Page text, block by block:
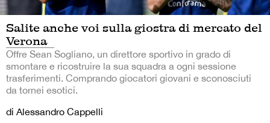
Salite anche voi sulla giostra di mercato del
Verona
Offre Sean Sogliano, un direttore sportivo in grado di
smontare e ricostruire la sua squadra a ogni sessione
trasferimenti. Comprando giocatori giovani e sconosciuti
da tornei esotici.
di Alessandro Cappelli